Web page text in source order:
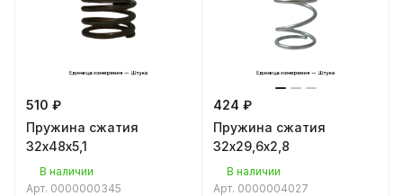
510 ₽
Пружина сжатия
32х48х5,1
В наличии
Арт. 0000000345
424 ₽
Пружина сжатия
32х29,6х2,8
В наличии
Арт. 0000004027